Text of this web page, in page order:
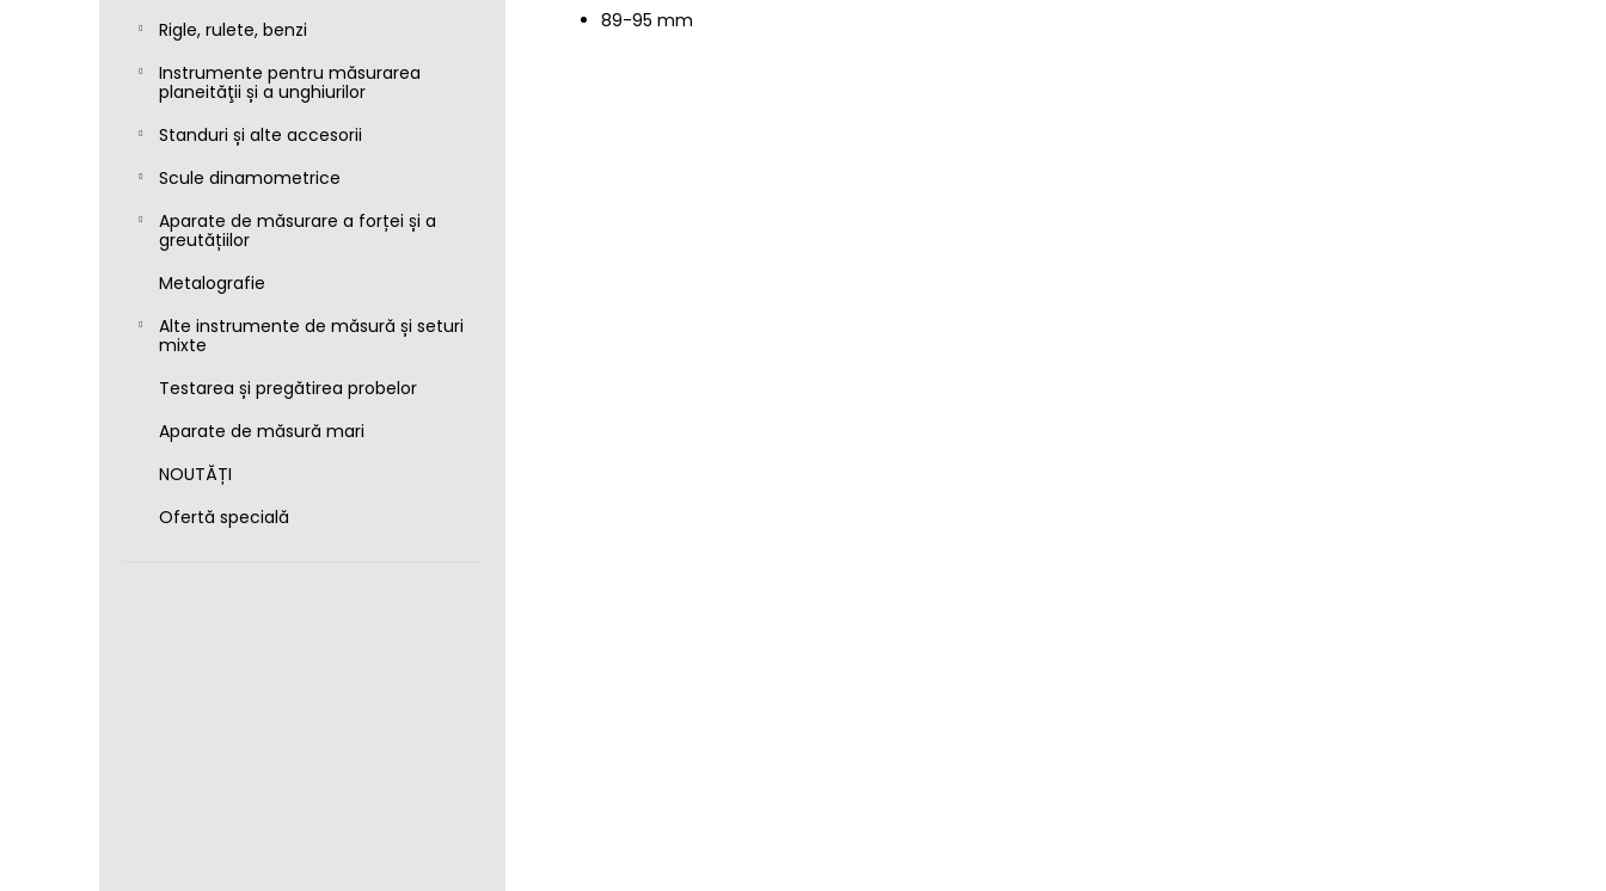
Rigle, rulete, benzi
Instrumente pentru măsurarea
planeităţii și a unghiurilor
Standuri și alte accesorii
Scule dinamometrice
Aparate de măsurare a forței și a
greutățiilor
Metalografie
Alte instrumente de măsură și seturi
mixte
Testarea și pregătirea probelor
Aparate de măsură mari
NOUTĂȚI
Ofertă specială
89-95 mm